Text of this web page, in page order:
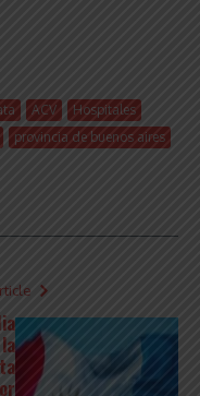
ACV
Hospitales
provincia de buenos aires